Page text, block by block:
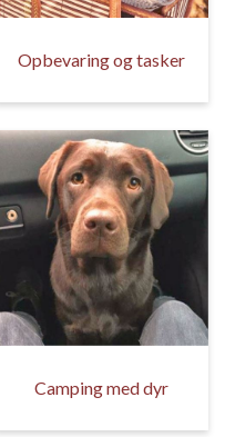
Opbevaring og tasker
Camping med dyr